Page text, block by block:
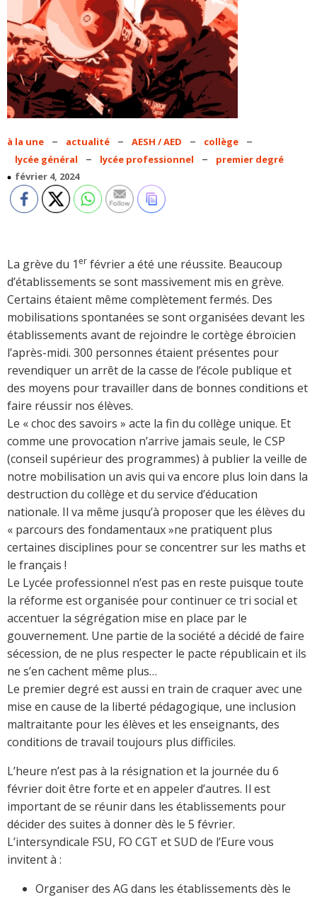
à la une – actualité – AESH / AED – collège –
lycée général – lycée professionnel –
premier degré
février 4, 2024
La grève du 1 er février a été une réussite. Beaucoup
d’établissements se sont massivement mis en grève.
Certains étaient même complètement fermés. Des
mobilisations spontanées se sont organisées devant les
établissements avant de rejoindre le cortège ébroïcien
l’après-midi. 300 personnes étaient présentes pour
revendiquer un arrêt de la casse de l’école publique et
des moyens pour travailler dans de bonnes conditions et
faire réussir nos élèves.
Le « choc des savoirs » acte la fin du collège unique. Et
comme une provocation n’arrive jamais seule, le CSP
(conseil supérieur des programmes) à publier la veille de
notre mobilisation un avis qui va encore plus loin dans la
destruction du collège et du service d’éducation
nationale. Il va même jusqu’à proposer que les élèves du
« parcours des fondamentaux »ne pratiquent plus
certaines disciplines pour se concentrer sur les maths et
le français !
Le Lycée professionnel n’est pas en reste puisque toute
la réforme est organisée pour continuer ce tri social et
accentuer la ségrégation mise en place par le
gouvernement. Une partie de la société a décidé de faire
sécession, de ne plus respecter le pacte républicain et ils
ne s’en cachent même plus…
Le premier degré est aussi en train de craquer avec une
mise en cause de la liberté pédagogique, une inclusion
maltraitante pour les élèves et les enseignants, des
conditions de travail toujours plus difficiles.
L’heure n’est pas à la résignation et la journée du 6
février doit être forte et en appeler d’autres. Il est
important de se réunir dans les établissements pour
décider des suites à donner dès le 5 février.
L’intersyndicale FSU, FO CGT et SUD de l’Eure vous
invitent à :
Organiser des AG dans les établissements dès le